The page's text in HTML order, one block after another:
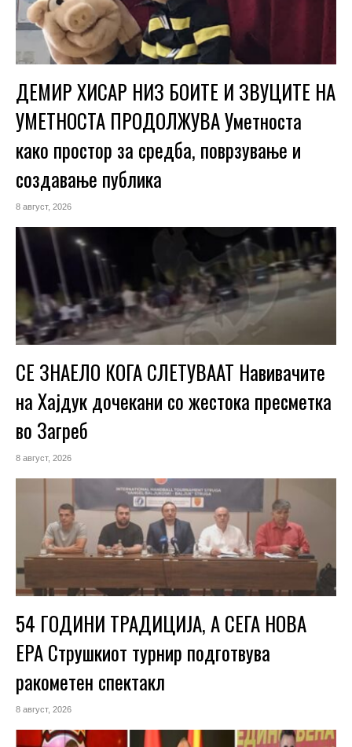
ДЕМИР ХИСАР НИЗ БОИТЕ И ЗВУЦИТЕ НА
УМЕТНОСТА ПРОДОЛЖУВА Уметноста
како простор за средба, поврзување и
создавање публика
8 август, 2026
СЕ ЗНАЕЛО КОГА СЛЕТУВААТ Навивачите
на Хајдук дочекани со жестока пресметка
во Загреб
8 август, 2026
54 ГОДИНИ ТРАДИЦИЈА, А СЕГА НОВА
ЕРА Струшкиот турнир подготвува
ракометен спектакл
8 август, 2026